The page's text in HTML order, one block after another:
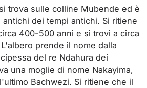
trova sulle colline Mubende ed è
dei tempi antichi. Si ritiene
400-500 anni e si trovi a circa
prende il nome dalla
del re Ndahura dei
una moglie di nome Nakayima,
Bachwezi. Si ritiene che il